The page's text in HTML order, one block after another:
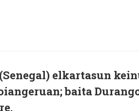
elkartasun
baita